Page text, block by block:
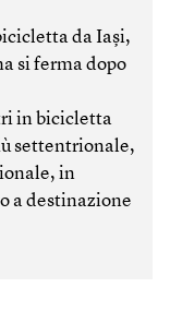
da Iași,
si ferma dopo
in bicicletta
settentrionale,
in
a destinazione